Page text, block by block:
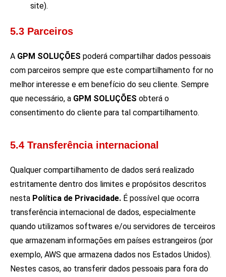
site).
5.3 Parceiros
A GPM SOLUÇÕES poderá compartilhar dados pessoais
com parceiros sempre que este compartilhamento for no
melhor interesse e em benefício do seu cliente. Sempre
que necessário, a GPM SOLUÇÕES obterá o
consentimento do cliente para tal compartilhamento.
5.4 Transferência internacional
Qualquer compartilhamento de dados será realizado
estritamente dentro dos limites e propósitos descritos
nesta Política de Privacidade. É possível que ocorra
transferência internacional de dados, especialmente
quando utilizamos softwares e/ou servidores de terceiros
que armazenam informações em países estrangeiros (por
exemplo, AWS que armazena dados nos Estados Unidos).
Nestes casos, ao transferir dados pessoais para fora do